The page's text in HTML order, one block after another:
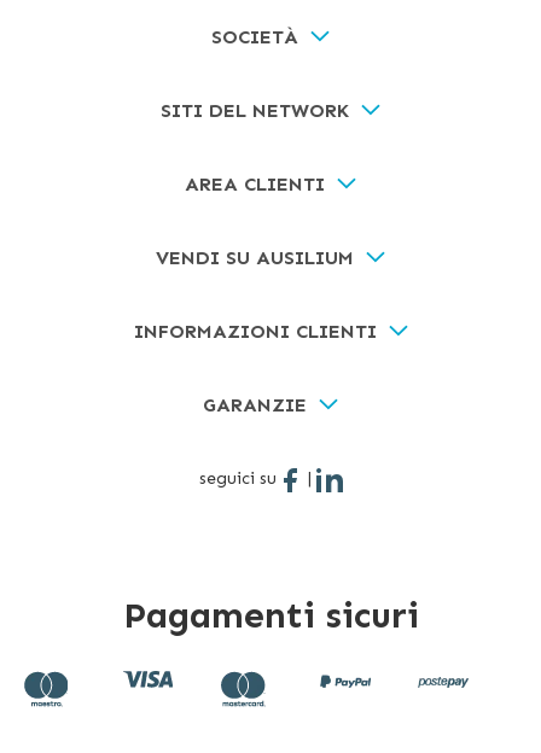
SOCIETÀ
SITI DEL NETWORK
AREA CLIENTI
VENDI SU AUSILIUM
INFORMAZIONI CLIENTI
GARANZIE
seguici su |
Pagamenti sicuri